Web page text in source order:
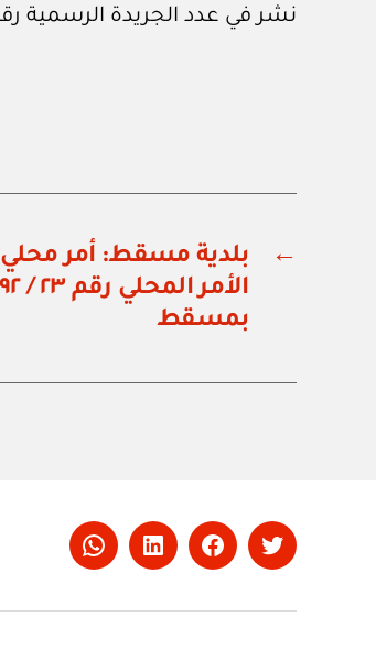
نشر في عدد الجريدة الرسمية رقم (٦٥٧) الصادر في ١٦ / ١٠ /
←
بمسقط
Twitter
Facebook
LinkedIn
Whatsapp